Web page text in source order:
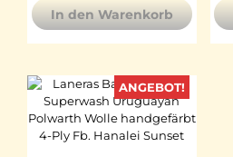
In den Warenkorb
ANGEBOT!